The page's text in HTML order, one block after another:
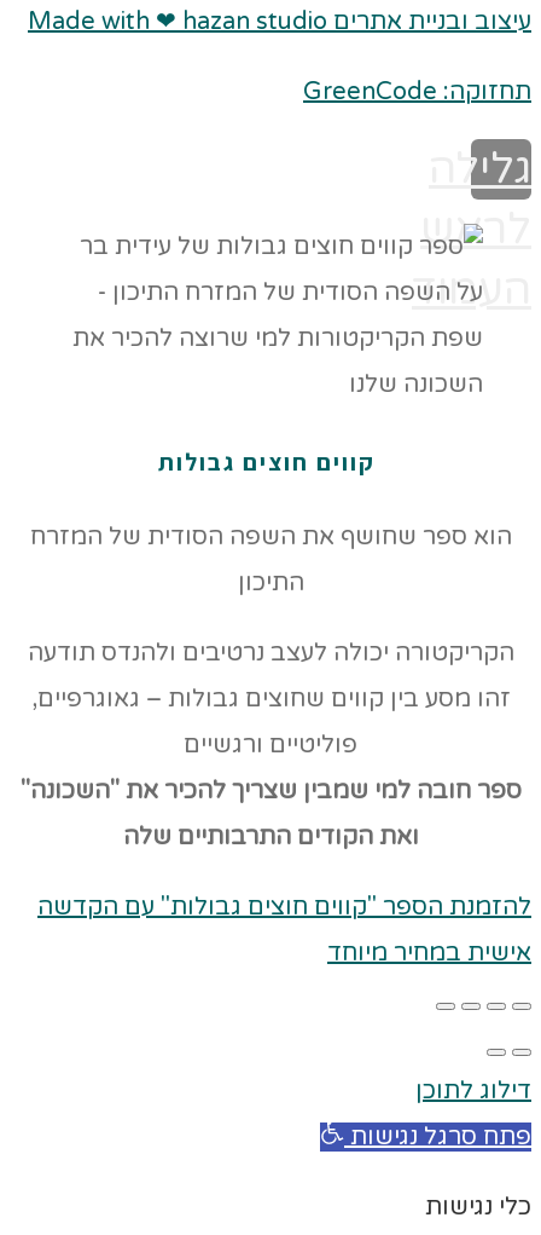
עיצוב ובניית אתרים Made with ❤ hazan studio
תחזוקה: GreenCode
גלילה
לראש
העמוד
קווים חוצים גבולות
הוא ספר שחושף את השפה הסודית של המזרח
התיכון
הקריקטורה יכולה לעצב נרטיבים ולהנדס תודעה
זהו מסע בין קווים שחוצים גבולות – גאוגרפיים,
פוליטיים ורגשיים
ספר חובה למי שמבין שצריך להכיר את "השכונה"
ואת הקודים התרבותיים שלה
להזמנת הספר "קווים חוצים גבולות" עם הקדשה
אישית במחיר מיוחד
דילוג לתוכן
פתח סרגל נגישות
כלי נגישות